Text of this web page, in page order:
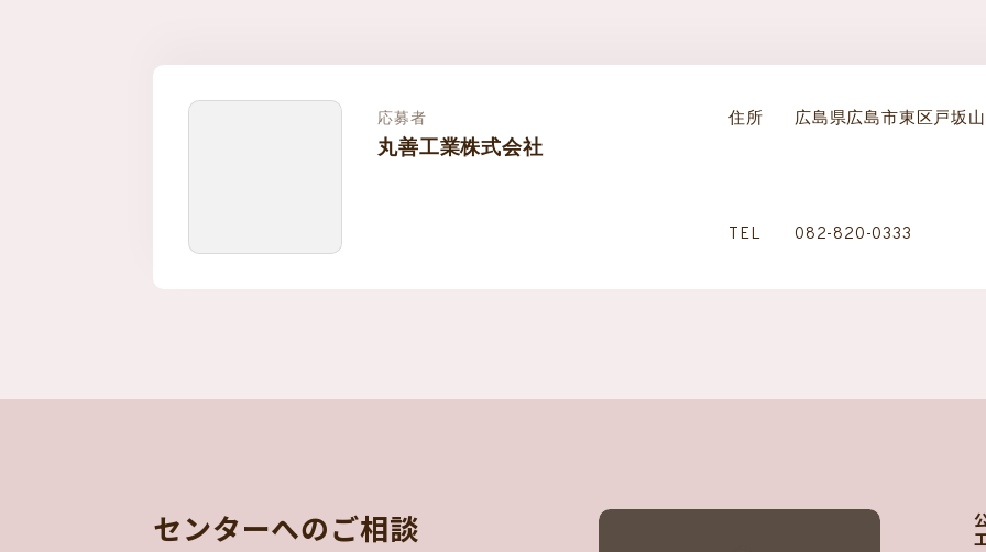
応募者
丸善工業株式会社
住所 広島県広島市東区戸坂
TEL 082-820-0333
センターへのご相談